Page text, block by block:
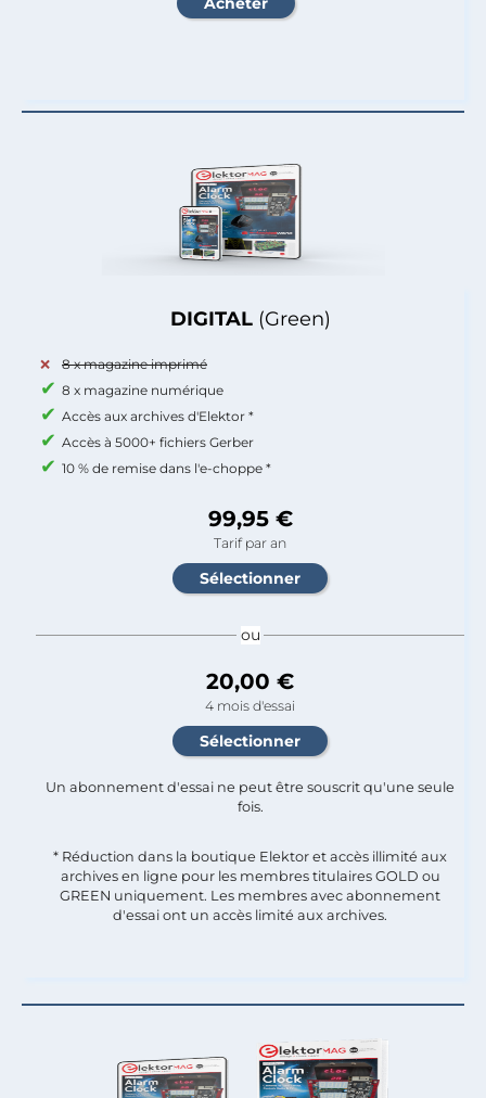
DIGITAL (Green)
8 x magazine imprimé
8 x magazine numérique
Accès aux archives d'Elektor *
Accès à 5000+ fichiers Gerber
10 % de remise dans l'e-choppe *
99,95 €
Tarif par an
ou
20,00 €
4 mois d'essai
Un abonnement d'essai ne peut être souscrit qu'une seule
fois.​
* Réduction dans la boutique Elektor et accès illimité aux
archives en ligne pour les membres titulaires GOLD ou
GREEN uniquement. Les membres avec abonnement
d'essai ont un accès limité aux archives.